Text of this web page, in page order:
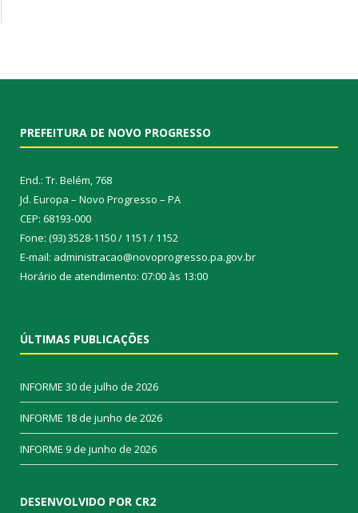
PREFEITURA DE NOVO PROGRESSO
End.: Tr. Belém, 768
Jd. Europa – Novo Progresso – PA
CEP: 68193-000
Fone: (93) 3528-1150 / 1151 / 1152
E-mail: administracao@novoprogresso.pa.gov.br
Horário de atendimento: 07:00 às 13:00
ÚLTIMAS PUBLICAÇÕES
INFORME 30 de julho de 2026
INFORME 18 de junho de 2026
INFORME 9 de junho de 2026
DESENVOLVIDO POR CR2